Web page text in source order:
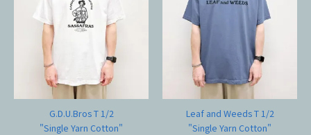
G.D.U.Bros T 1/2
"Single Yarn Cotton"
Leaf and Weeds T 1/2
"Single Yarn Cotton"